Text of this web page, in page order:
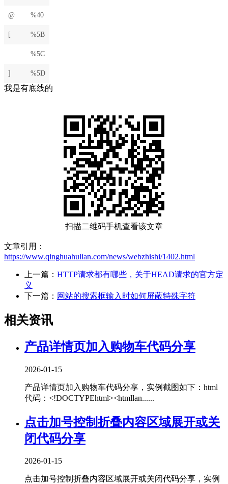
@ %40
[ %5B
%5C
] %5D
我是有底线的
扫描二维码手机查看该文章
文章引用：
https://www.qinghuahulian.com/news/webzhishi/1402.html
上一篇： HTTP请求都有哪些，关于HEAD请求的官方定
义
下一篇： 网站的搜索框输入时如何屏蔽特殊字符
相关资讯
产品详情页加入购物车代码分享
2026-01-15
产品详情页加入购物车代码分享，实例截图如下：html
代码：<!DOCTYPEhtml><htmllan......
点击加号控制折叠内容区域展开或关
闭代码分享
2026-01-15
点击加号控制折叠内容区域展开或关闭代码分享，实例